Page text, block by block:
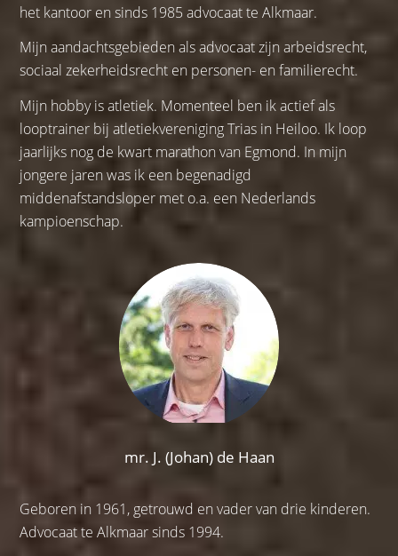
het kantoor en sinds 1985 advocaat te Alkmaar.
Mijn aandachtsgebieden als advocaat zijn arbeidsrecht,
sociaal zekerheidsrecht en personen- en familierecht.
Mijn hobby is atletiek. Momenteel ben ik actief als
looptrainer bij atletiekvereniging Trias in Heiloo. Ik loop
jaarlijks nog de kwart marathon van Egmond. In mijn
jongere jaren was ik een begenadigd
middenafstandsloper met o.a. een Nederlands
kampioenschap.
mr. J. (Johan) de Haan
Geboren in 1961, getrouwd en vader van drie kinderen.
Advocaat te Alkmaar sinds 1994.